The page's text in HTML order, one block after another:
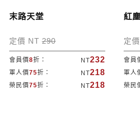
末路天堂
定價 NT 290
會員價8折： NT232
軍人價75折： NT218
榮民價75折： NT218
紅
定
會員
軍人
榮民